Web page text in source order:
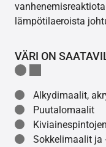
lämpötilaeroista
VÄRI ON
Alkydimaalit,
Puutalomaalit
Sokkelimaalit ja